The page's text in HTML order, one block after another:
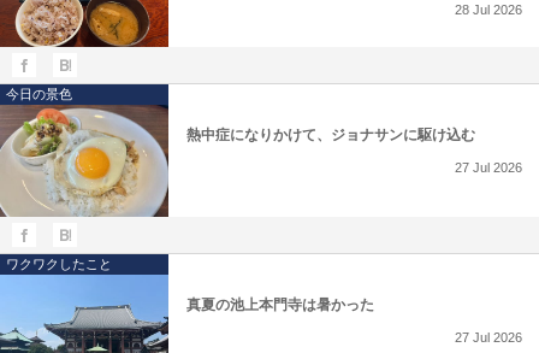
28 Jul 2026
今日の景色
熱中症になりかけて、ジョナサンに駆け込む
27 Jul 2026
ワクワクしたこと
真夏の池上本門寺は暑かった
27 Jul 2026